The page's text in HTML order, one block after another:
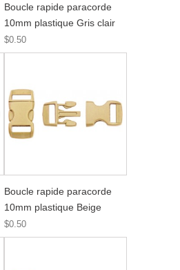
Boucle rapide paracorde
10mm plastique Gris clair
$0.50
Boucle rapide paracorde
10mm plastique Beige
$0.50